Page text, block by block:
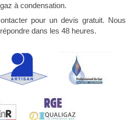
à condensation.
pour un devis gratuit. Nous
dans les 48 heures.